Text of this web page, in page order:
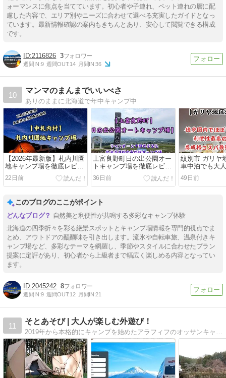
ォーマンスに焦点を当てています。初心者や子連れ、ペット連れの層に配
慮した内容で、エリア別やニーズに合わせて選べる充実したガイドとなっ
ています。最新情報確認の案内もきちんとあり、安心して閲覧できる構成
です。
2116826 3
週間IN:9 週間OUT:14 月間IN:36
10
マンマのまんまでいいべさ
ありのままに北海道で年中キャンプ中
【2026年最新版】札内川園
地キャンプ場を徹底レビュ
22日前
上富良野町日の出公園オー
トキャンプ場を徹底レビュ
ー！ラベンダーと十勝岳を
望む北海道屈指の高規格キ
ャンプ場
36日前
紋別市 ガリヤ
車中泊でも大
49日前
このブログのここがポイント
自然美と利便性が共鳴する多彩なキャンプ体験
北海道の四季折々を彩る絶景スポットとキャンプ場情報を専門的視点でま
とめ、アウトドアの醍醐味を引き出します。流氷や自転車旅、温泉付きキ
ャンプ場など、多彩なテーマを網羅し、季節やスタイルに合わせたプラン
提案に定評があり、初心者から上級者まで幅広く楽しめる内容となってい
ます。
2045242 8
週間IN:9 週間OUT:12 月間IN:21
11
そとあそび | 大人が楽しむ外遊び！